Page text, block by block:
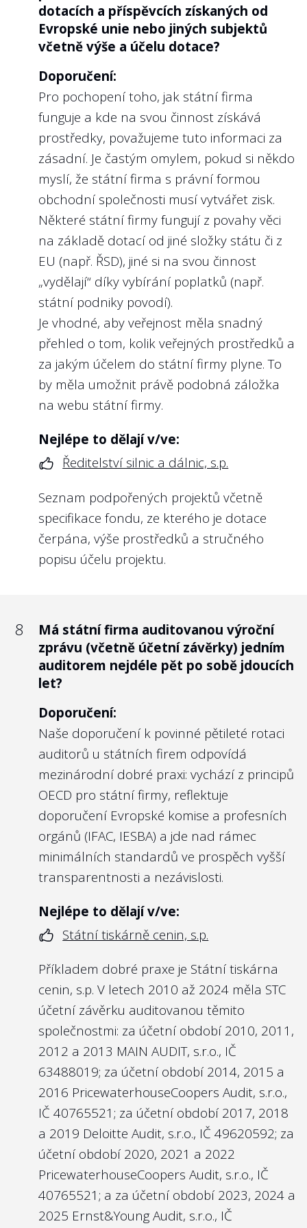
projektu Transparentní Česko.
Vedle toho je zde však na místě i
soukromoprávní úprava§ 121o odst. 4
zákona č. 256/2004 Sb. o podnikání na
kapitálovém trhu
, který předpokládá, že
veřejně obchodovatelné obchodní
společnosti každoročně zveřejňují Zprávu o
odměňování managementu i kontrolního
orgánu. Důvodem je transparentnost a
nediskriminace akcionářů a potenciálních
akcionářů. Vzhledem k tomu, že u státních
firem je možné v přeneseném smyslu
považovat občany ČR za akcionáře státních
firem, máme za to, že obdobně
transparentní co do odměňování členů
svých nejvyšších orgánů by měly být i státní
firmy.
Vzhledem k tomu, že u některých
společností může stále jít o citlivou otázku,
rozhodli jsme se poskytnuté odměny
managementu na webu Transparentní
Česko nezveřejňovat, ledaže tyto odměny
byly již zveřejněny např. na webu
Nejlépe to dělají v/ve:
České poště, s.p.
Poskytnuté odměny managementu České
státní firmy řídí i kodexemPublic Corporate
Governance Kodex des Bundes(viz kapitola
7). Zde příkladzveřejnění odměn u
Bahn.
Poskytla státní firma informace o
odměnách jednotlivých členů
představenstva, nebo širšího
managementu v případě státních
podniků?
Doporučení:
Platí obdobně doporučení jako k otázce č.
6.
Nejlépe to dělají v/ve:
Povodí Vltavy, s.p.
Povodí Vltavy
https://platy.hlidacstatu.cz/urednici/detail/
Dovolíme si i příklad z Německa, kde se
státní firmy řídí i kodexemPublic Corporate
Governance Kodex des Bundes(viz kapitola
7). Zde příkladzveřejnění odměn u
představenstva a dozorčí rady Deutsche
Bahn
různým způsobem zveřejňuje. Jako jeden z
přehledných způsobů uvádíme příklad
Lesů ČR, s.p.
Poskytla státní firma pravidla pro
prodej a pronájem majetku?
Doporučení:
Viz doporučení k otázce č. 5. Ovšem aby
měli zájemci o nepotřebný majetek vůli se o
majetek hlásit a podat nejlepší nabídku,
musí nabýt důvěru, že jejich snaha má
smysl. Bez dopředu daných pravidel, jak se
v případě prodeje majetku postupuje, tuto
důvěru zájemci nabýt nemohou.
Nejlépe to dělají v/ve:
Vojenských lesích a statcích ČR, s.p.
Příkladem dobré praxe zpracovaní
majetkem a nepotřebným majetkem jsou
Vojenské lesy a statky ČR. Další dvě
směrnice téhož podniku
zde a zde
Poskytla státní firma pravidla pro
obsažených v usnesení vlády č. 334 z
roku 1999? Případně poskytla státní
firma informaci o tom, že žádné dotace,
dary ani sponzoring neposkytuje?
Doporučení:
Už v roce 1999 schválila Vláda ČR
usnesení, kterým nastavila základní rámec
pro poskytování dotací, darů a
sponzoringu pro státem vlastněné firmy.
Usnesení však nechává pro státní firmy
široký prostor, ve kterém se mohou
pohybovat.
Předně, státní firmy jakoukoli podporu
poskytovat nemusí. A je legitimní tvrdit, že
takové rozhodnutí je nejlepší možné. Proto
jsme i fakt, že státní firma žádné podobné
prostředky nevydává, oceňovali 3 body.
Pokud však státní firma nějakou
pravidelnou formu podpory poskytuje,
měla by na to mít nastavena
transparentní pravidla, která budou
rozumně doplňovat účel a strategické cíle
státní firmy, případně budou logicky v
souladu se ESG strategií státní firmy. Jinými
slovy dává logický smysl, že např. Letiště
Praha bude podporovat různé formy
letectví a okolní obce, které provoz letiště
ovlivňuje. Pokud však v minulosti např.
dotacích a příspěvcích získaných od
Evropské unie nebo jiných subjektů
včetně výše a účelu dotace?
Doporučení:
Pro pochopení toho, jak státní firma
funguje a kde na svou činnost získává
prostředky, považujeme tuto informaci za
zásadní. Je častým omylem, pokud si někdo
myslí, že státní firma s právní formou
obchodní společnosti musí vytvářet zisk.
Některé státní firmy fungují z povahy věci
na základě dotací od jiné složky státu či z
EU (např. ŘSD), jiné si na svou činnost
„vydělají“ díky vybírání poplatků (např.
státní podniky povodí).
Je vhodné, aby veřejnost měla snadný
přehled o tom, kolik veřejných prostředků a
za jakým účelem do státní firmy plyne. To
by měla umožnit právě podobná záložka
na webu státní firmy.
Nejlépe to dělají v/ve:
Ředitelství silnic a dálnic, s.p.
Seznam podpořených projektů včetně
specifikace fondu, ze kterého je dotace
čerpána, výše prostředků a stručného
popisu účelu projektu.
8
Má státní firma auditovanou výroční
zprávu (včetně účetní závěrky) jedním
auditorem nejdéle pět po sobě jdoucích
let?
Doporučení:
Naše doporučení k povinné pětileté rotaci
auditorů u státních firem odpovídá
mezinárodní dobré praxi: vychází z principů
OECD pro státní firmy, reflektuje
doporučení Evropské komise a profesních
orgánů (IFAC, IESBA) a jde nad rámec
minimálních standardů ve prospěch vyšší
transparentnosti a nezávislosti.
Nejlépe to dělají v/ve:
Státní tiskárně cenin, s.p.
Příkladem dobré praxe je Státní tiskárna
cenin, s.p. V letech 2010 až 2024 měla STC
účetní závěrku auditovanou těmito
společnostmi: za účetní období 2010, 2011,
2012 a 2013 MAIN AUDIT, s.r.o., IČ
63488019; za účetní období 2014, 2015 a
2016 PricewaterhouseCoopers Audit, s.r.o.,
IČ 40765521; za účetní období 2017, 2018
a 2019 Deloitte Audit, s.r.o., IČ 49620592; za
účetní období 2020, 2021 a 2022
PricewaterhouseCoopers Audit, s.r.o., IČ
40765521; a za účetní období 2023, 2024 a
2025 Ernst&Young Audit, s.r.o., IČ